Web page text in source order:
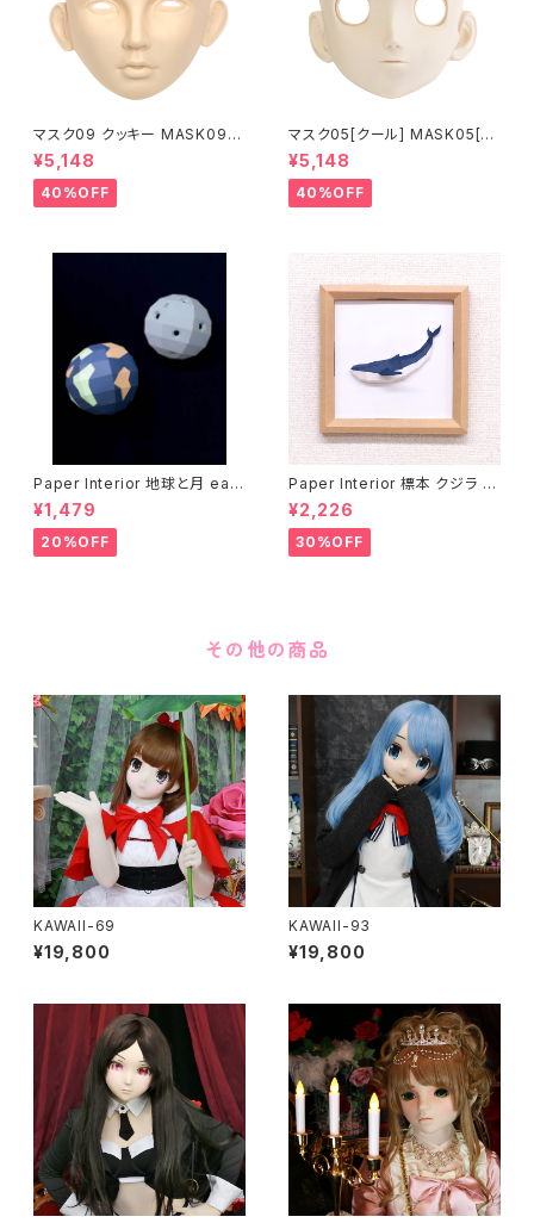
マスク09 クッキー MASK09
“COOKIE”
¥5,148
40%OFF
マスク05[クール] MASK05[C
OOL]
¥5,148
40%OFF
Paper Interior 地球と月 eart
h and moon
¥1,479
20%OFF
Paper Interior 標本 クジラ s
pecimen whale
¥2,226
30%OFF
その他の商品
KAWAII-69
¥19,800
KAWAII-93
¥19,800